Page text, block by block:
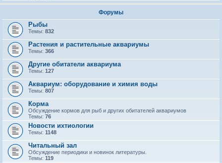
Форумы
Рыбы
Темы: 832
Растения и растительные аквариумы
Темы: 366
Другие обитатели аквариума
Темы: 127
Аквариум: оборудование и химия воды
Темы: 807
Корма
Обсуждение кормов для рыб и других обитателей аквариумов
Темы: 76
Новости ихтиологии
Темы: 1148
Читальный зал
Обсуждение периодики и новинок литературы.
Темы: 119